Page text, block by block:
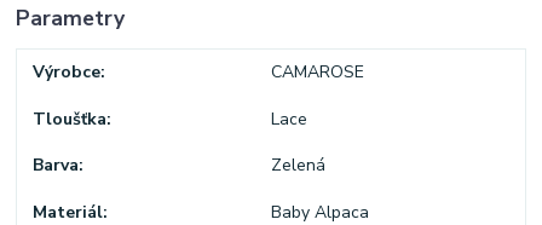
Parametry
Výrobce CAMAROSE
Tloušťka Lace
Barva Zelená
Materiál Baby Alpaca